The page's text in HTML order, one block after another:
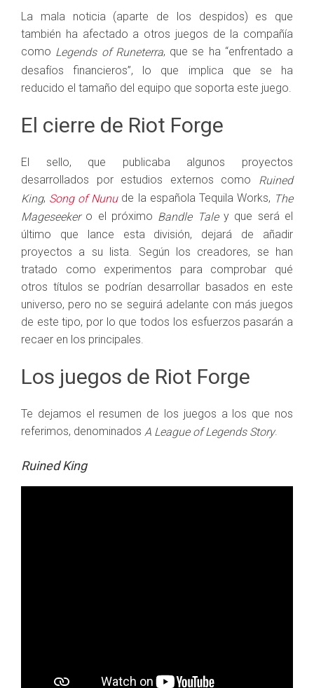
La mala noticia (aparte de los despidos) es que
también ha afectado a otros juegos de la compañía
como Legends of Runeterra, que se ha “enfrentado a
desafíos financieros”, lo que implica que se ha
reducido el tamaño del equipo que soporta este juego.
El cierre de Riot Forge
El sello, que publicaba algunos proyectos
desarrollados por estudios externos como Ruined
King, Song of Nunude la española Tequila Works, The
Mageseekero el próximo Bandle Taley que será el
último que lance esta división, dejará de añadir
proyectos a su lista. Según los creadores, se han
tratado como experimentos para comprobar qué
otros títulos se podrían desarrollar basados en este
universo, pero no se seguirá adelante con más juegos
de este tipo, por lo que todos los esfuerzos pasarán a
recaer en los principales.
Los juegos de Riot Forge
Te dejamos el resumen de los juegos a los que nos
referimos, denominados A League of Legends Story.
Ruined King